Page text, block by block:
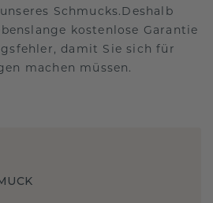
Schmucks.Deshalb
kostenlose Garantie
damit Sie sich für
machen müssen.